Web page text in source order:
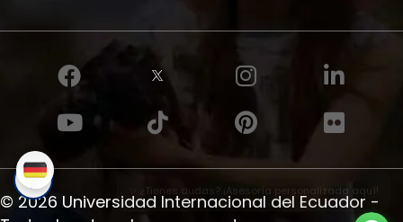
© 2026 Universidad Internacional del Ecuador -
✨ ¿Tienes dudas? ¡Asesoría personalizada aquí!